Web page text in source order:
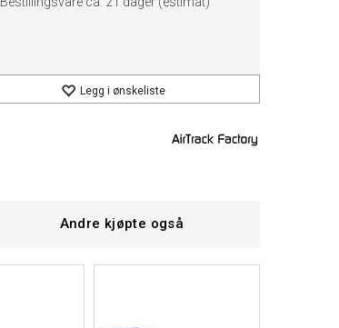
Legg i ønskeliste
Andre kjøpte også